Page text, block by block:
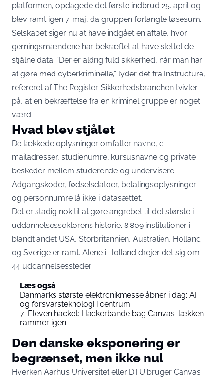
platformen, opdagede det første indbrud 25. april og
blev ramt igen 7. maj, da gruppen forlangte løsesum.
Selskabet siger nu at have indgået en aftale, hvor
gerningsmændene har bekræftet at have slettet de
stjålne data. “Der er aldrig fuld sikkerhed, når man har
at gøre med cyberkriminelle,” lyder det fra Instructure,
refereret af The Register. Sikkerhedsbranchen tvivler
på, at en bekræftelse fra en kriminel gruppe er noget
værd.
Hvad blev stjålet
De lækkede oplysninger omfatter navne, e-
mailadresser, studienumre, kursusnavne og private
beskeder mellem studerende og undervisere.
Adgangskoder, fødselsdatoer, betalingsoplysninger
og personnumre lå ikke i datasættet.
Det er stadig nok til at gøre angrebet til det største i
uddannelsessektorens historie. 8.809 institutioner i
blandt andet USA, Storbritannien, Australien, Holland
og Sverige er ramt. Alene i Holland drejer det sig om
44 uddannelsessteder.
Læs også
Danmarks største elektronikmesse åbner i dag: AI
og forsvarsteknologi i centrum
7-Eleven hacket: Hackerbande bag Canvas-lækken
rammer igen
Den danske eksponering er
begrænset, men ikke nul
Hverken Aarhus Universitet eller DTU bruger Canvas.